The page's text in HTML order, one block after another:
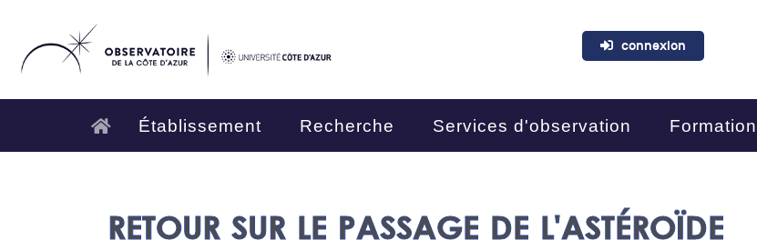
connexion
Établissement Recherche Services d'observation Formation
RETOUR SUR LE PASSAGE DE L'ASTÉROÏDE